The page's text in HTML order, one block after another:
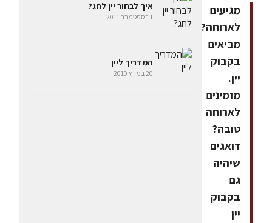
מגיעים
לארוחה?
מביאים
בקבוק
יין.
מזמינים
לארוחה
טובה?
דואגים
שיהיה
גם
בקבוק
יין
איך לבחור יין לחג?
1 בספטמבר 2011
המדריך ליין
20 במרץ 2010